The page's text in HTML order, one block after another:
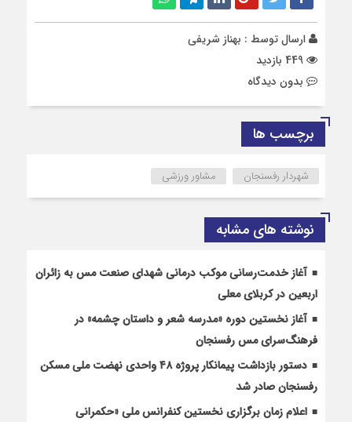
ارسال توسط : بهناز شریفی
بدون دیدگاه
برچسب ها
شهردار رفسنجان مشاور ورزشی
نوشته های مشابه
آغاز خدمت‌رسانی موکب درمانی شهدای صنعت مس به زائران
اربعین در کربلای معلی
آغاز نخستین دوره «مدرسه شعر و داستان چشمه» در
فرهنگ‌سرای مس رفسنجان
دستور بازداشت پیمانکار پروژه ۴۸ واحدی نهضت ملی مسکن
رفسنجان صادر شد
اعلام زمان برگزاری نخستین کنفرانس ملی «حکمرانی